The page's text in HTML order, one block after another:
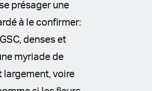
présager une
à le confirmer:
denses et
myriade de
largement, voire